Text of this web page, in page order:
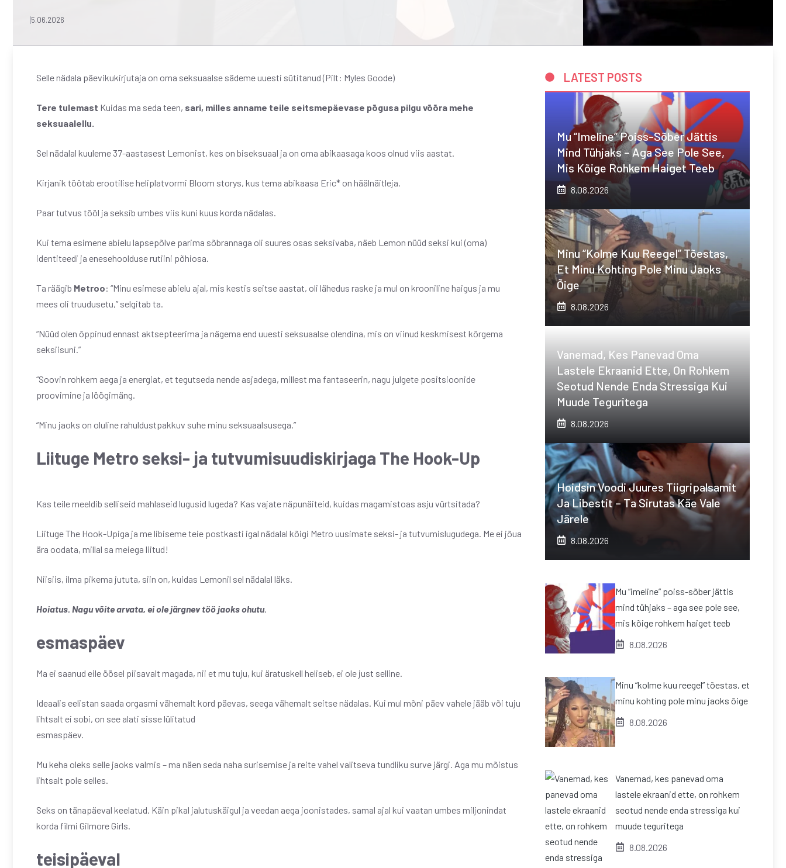
5.06.2026
Selle nädala päevikukirjutaja on oma seksuaalse sädeme uuesti sütitanud (Pilt: Myles Goode)
Tere tulemast Kuidas ma seda teen, sari, milles anname teile seitsmepäevase põgusa pilgu võõra mehe
seksuaalellu.
Sel nädalal kuuleme 37-aastasest Lemonist, kes on biseksuaal ja on oma abikaasaga koos olnud viis aastat.
Kirjanik töötab erootilise heliplatvormi Bloom storys, kus tema abikaasa Eric* on häälnäitleja.
Paar tutvus tööl ja seksib umbes viis kuni kuus korda nädalas.
Kui tema esimene abielu lapsepõlve parima sõbrannaga oli suures osas seksivaba, näeb Lemon nüüd seksi kui (oma)
identiteedi ja enesehoolduse rutiini põhiosa.
Ta räägib Metroo: “Minu esimese abielu ajal, mis kestis seitse aastat, oli lähedus raske ja mul on krooniline haigus ja mu
mees oli truudusetu,” selgitab ta.
“Nüüd olen õppinud ennast aktsepteerima ja nägema end uuesti seksuaalse olendina, mis on viinud keskmisest kõrgema
seksiisuni.”
“Soovin rohkem aega ja energiat, et tegutseda nende asjadega, millest ma fantaseerin, nagu julgete positsioonide
proovimine ja löögimäng.
“Minu jaoks on oluline rahuldustpakkuv suhe minu seksuaalsusega.”
Liituge Metro seksi- ja tutvumisuudiskirjaga The Hook-Up
Kas teile meeldib selliseid mahlaseid lugusid lugeda? Kas vajate näpunäiteid, kuidas magamistoas asju vürtsitada?
Liituge The Hook-Upiga ja me libiseme teie postkasti igal nädalal kõigi Metro uusimate seksi- ja tutvumislugudega. Me ei jõua
ära oodata, millal sa meiega liitud!
Niisiis, ilma pikema jututa, siin on, kuidas Lemonil sel nädalal läks.
Hoiatus. Nagu võite arvata, ei ole järgnev töö jaoks ohutu.
esmaspäev
Ma ei saanud eile öösel piisavalt magada, nii et mu tuju, kui äratuskell heliseb, ei ole just selline.
Ideaalis eelistan saada orgasmi vähemalt kord päevas, seega vähemalt seitse nädalas. Kui mul mõni päev vahele jääb või tuju
lihtsalt ei sobi, on see alati sisse lülitatud
esmaspäev.
Mu keha oleks selle jaoks valmis – ma näen seda naha surisemise ja reite vahel valitseva tundliku surve järgi. Aga mu mõistus
lihtsalt pole selles.
Seks on tänapäeval keelatud. Käin pikal jalutuskäigul ja veedan aega joonistades, samal ajal kui vaatan umbes miljonindat
korda filmi Gilmore Girls.
teisipäeval
LATEST POSTS
Mu “imeline” Poiss-Sõber Jättis
Mind Tühjaks – Aga See Pole See,
Mis Kõige Rohkem Haiget Teeb
8.08.2026
Minu “kolme Kuu Reegel” Tõestas,
Et Minu Kohting Pole Minu Jaoks
Õige
8.08.2026
Vanemad, Kes Panevad Oma
Lastele Ekraanid Ette, On Rohkem
Seotud Nende Enda Stressiga Kui
Muude Teguritega
8.08.2026
Hoidsin Voodi Juures Tiigripalsamit
Ja Libestit – Ta Sirutas Käe Vale
Järele
8.08.2026
Mu “imeline” poiss-sõber jättis
mind tühjaks – aga see pole see,
mis kõige rohkem haiget teeb
8.08.2026
Minu “kolme kuu reegel” tõestas, et
minu kohting pole minu jaoks õige
8.08.2026
Vanemad, kes panevad oma
lastele ekraanid ette, on rohkem
seotud nende enda stressiga kui
muude teguritega
8.08.2026